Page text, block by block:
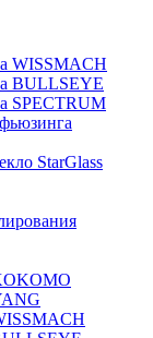
WISSMACH
BULLSEYE
SPECTRUM
StarGlass